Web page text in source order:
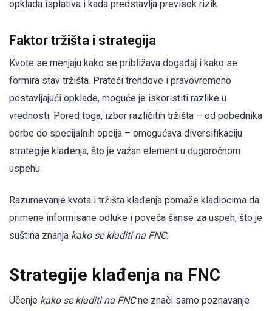
opklada isplativa i kada predstavlja previsok rizik.
Faktor tržišta i strategija
Kvote se menjaju kako se približava događaj i kako se
formira stav tržišta. Prateći trendove i pravovremeno
postavljajući opklade, moguće je iskoristiti razlike u
vrednosti. Pored toga, izbor različitih tržišta – od pobednika
borbe do specijalnih opcija – omogućava diversifikaciju
strategije klađenja, što je važan element u dugoročnom
uspehu.
Razumevanje kvota i tržišta klađenja pomaže kladiocima da
primene informisane odluke i poveća šanse za uspeh, što je
suština znanja kako se kladiti na FNC.
Strategije klađenja na FNC
Učenje kako se kladiti na FNCne znači samo poznavanje